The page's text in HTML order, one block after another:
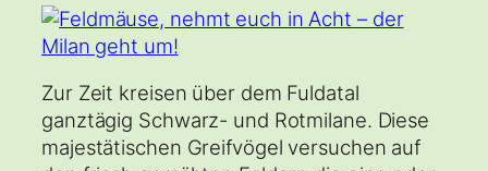
Zur Zeit kreisen über dem Fuldatal
ganztägig Schwarz- und Rotmilane. Diese
majestätischen Greifvögel versuchen auf